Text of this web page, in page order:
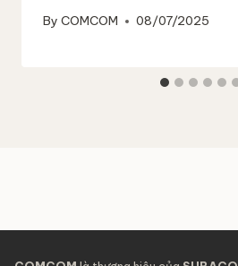
By COMCOM 08/07/2025